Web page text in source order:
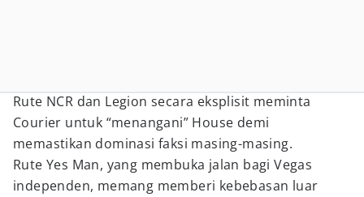
Rute NCR dan Legion secara eksplisit meminta
Courier untuk “menangani” House demi
memastikan dominasi faksi masing-masing.
Rute Yes Man, yang membuka jalan bagi Vegas
independen, memang memberi kebebasan luar